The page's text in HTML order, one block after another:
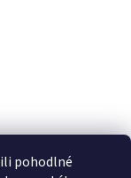
pohodlné